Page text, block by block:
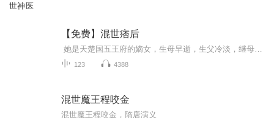
世神医
【免费】混世痞后
123 4388
混世魔王程咬金
混世魔王程咬金，隋唐演义